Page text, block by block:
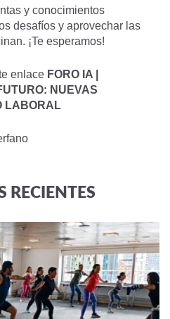
y conocimientos
desafíos y aprovechar las
¡Te esperamos!
enlace FORO IA |
NUEVAS
LABORAL
RECIENTES